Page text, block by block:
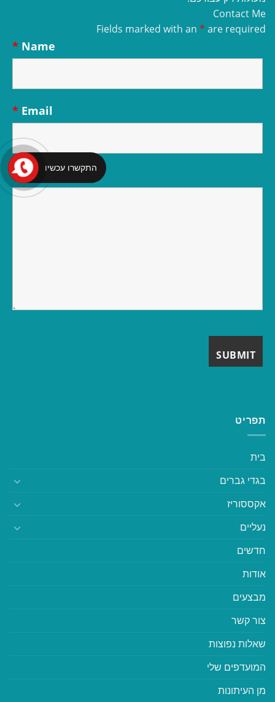
Contact Me
Fields marked with an * are required
Name
*
Email
*
Message
*
תפריט
בית
בגדי גברים
אקססוריז
נעליים
חדשים
אודות
מבצעים
צור קשר
שאלות נפוצות
המועדפים שלי
מן העיתונות
התקשרו עכשיו